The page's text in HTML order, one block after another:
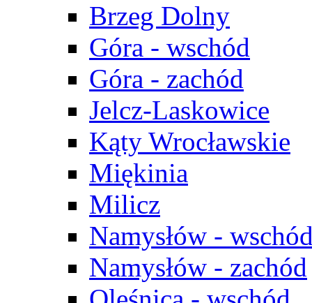
Brzeg Dolny
Góra - wschód
Góra - zachód
Jelcz-Laskowice
Kąty Wrocławskie
Miękinia
Milicz
Namysłów -
Namysłów - zachód